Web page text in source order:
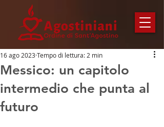
Messico: un capitolo
intermedio che punta al
futuro
16 ago 2023Tempo di lettura: 2 min